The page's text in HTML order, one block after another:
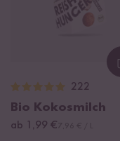
222
Bio Kokosmilch
ab 1,99 €